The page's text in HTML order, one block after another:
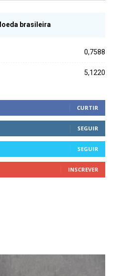
brasileira
0,7588
5,1220
CURTIR
SEGUIR
SEGUIR
INSCREVER